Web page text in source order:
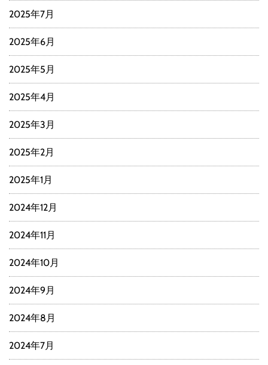
2025年7月
2025年6月
2025年5月
2025年4月
2025年3月
2025年2月
2025年1月
2024年12月
2024年11月
2024年10月
2024年9月
2024年8月
2024年7月